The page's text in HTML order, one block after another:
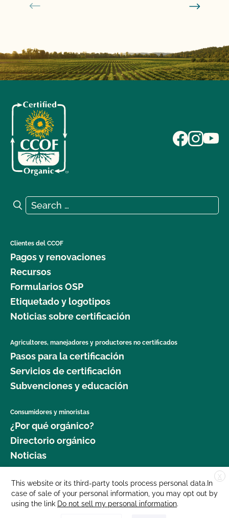
Search for:
Search
Clientes del CCOF
Pagos y renovaciones
Recursos
Formularios OSP
Etiquetado y logotipos
Noticias sobre certificación
Agricultores, manejadores y productores no certificados
Pasos para la certificación
Servicios de certificación
Subvenciones y educación
Consumidores y minoristas
¿Por qué orgánico?
Directorio orgánico
Noticias
Donar
Carreras profesionales
Sala de prensa
X
This website or its third-party tools process personal data.In
case of sale of your personal information, you may opt out by
using the link Do not sell my personal information.